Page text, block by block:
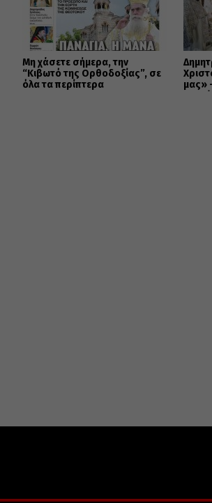
Μη χάσετε σήμερα, την
“Κιβωτό της Ορθοδοξίας”, σε
όλα τα περίπτερα
μας»